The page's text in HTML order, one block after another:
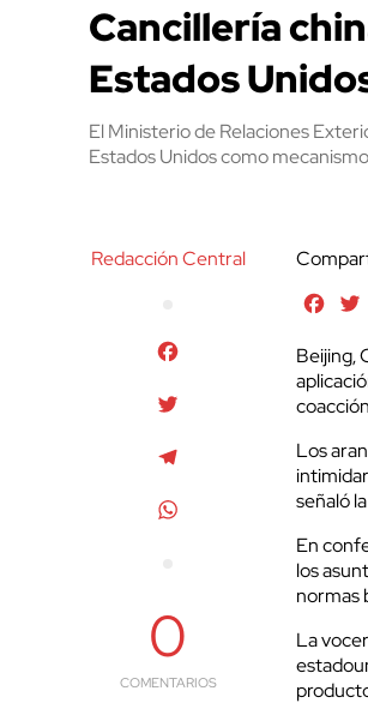
Cancillería
Estados
El Ministerio de Relaciones
Estados Unidos como
Redacción Central
0
COMENTARIOS
Beijing,
Los
señaló
En
los
normas
La